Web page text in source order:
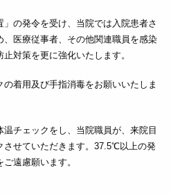
の発令を受け、当院では入院患者さ
、医療従事者、その他関連職員を感染
対策を更に強化いたします。
着用及び手指消毒をお願いいたしま
チェックをし、当院職員が、来院目
させていただきます。37.5℃以上の発
遠慮願います。